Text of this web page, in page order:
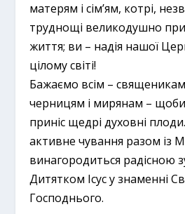
матерям і сім’ям, котрі,
труднощі великодушно
життя; ви – надія нашої
цілому світі!
Бажаємо всім –
черницям і мирянам –
приніс щедрі духовні
активне чування разом із
винагородиться радісною
Дитятком Ісус у знаменні
Господнього.